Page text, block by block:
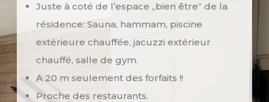
Juste à coté de l’espace „bien être“ de la
résidence: Sauna, hammam, piscine
extérieure chauffée, jacuzzi extérieur
chauffé, salle de gym.
A 20 m seulement des forfaits !!
Proche des restaurants.